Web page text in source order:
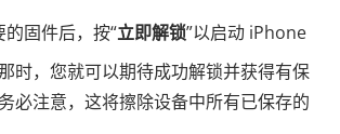
固件后，按“立即解锁”以启动 iPhone
时，您就可以期待成功解锁并获得有保
必注意，这将擦除设备中所有已保存的